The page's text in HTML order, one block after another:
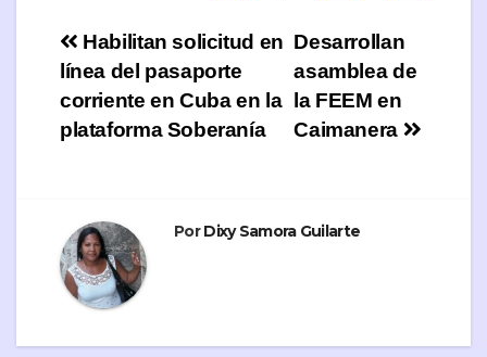
Navegación
de
entradas
Desarrollan
asamblea de
la FEEM en
Caimanera
Habilitan solicitud en
línea del pasaporte
corriente en Cuba en la
plataforma Soberanía
PorDixy Samora Guilarte